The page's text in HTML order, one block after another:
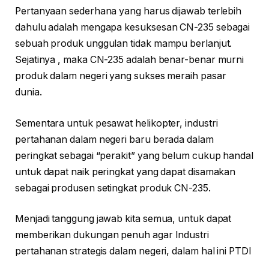
Pertanyaan sederhana yang harus dijawab terlebih
dahulu adalah mengapa kesuksesan CN-235 sebagai
sebuah produk unggulan tidak mampu berlanjut.
Sejatinya , maka CN-235 adalah benar-benar murni
produk dalam negeri yang sukses meraih pasar
dunia.
Sementara untuk pesawat helikopter, industri
pertahanan dalam negeri baru berada dalam
peringkat sebagai “perakit” yang belum cukup handal
untuk dapat naik peringkat yang dapat disamakan
sebagai produsen setingkat produk CN-235.
Menjadi tanggung jawab kita semua, untuk dapat
memberikan dukungan penuh agar Industri
pertahanan strategis dalam negeri, dalam hal ini PTDI